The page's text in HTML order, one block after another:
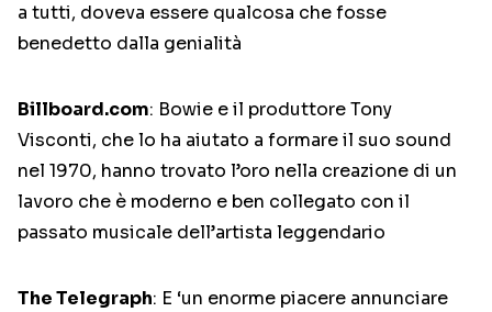
a tutti, doveva essere qualcosa che fosse
benedetto dalla genialità
Billboard.com: Bowie e il produttore Tony
Visconti, che lo ha aiutato a formare il suo sound
nel 1970, hanno trovato l’oro nella creazione di un
lavoro che è moderno e ben collegato con il
passato musicale dell’artista leggendario
The Telegraph: E ‘un enorme piacere annunciare